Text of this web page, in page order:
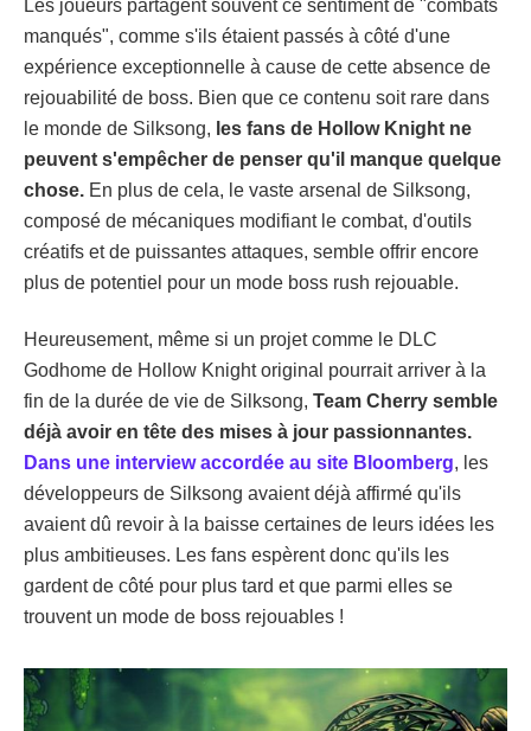
Les joueurs partagent souvent ce sentiment de "combats
manqués", comme s'ils étaient passés à côté d'une
expérience exceptionnelle à cause de cette absence de
rejouabilité de boss. Bien que ce contenu soit rare dans
le monde de Silksong, les fans de Hollow Knight ne
peuvent s'empêcher de penser qu'il manque quelque
chose. En plus de cela, le vaste arsenal de Silksong,
composé de mécaniques modifiant le combat, d'outils
créatifs et de puissantes attaques, semble offrir encore
plus de potentiel pour un mode boss rush rejouable.
Heureusement, même si un projet comme le DLC
Godhome de Hollow Knight original pourrait arriver à la
fin de la durée de vie de Silksong, Team Cherry semble
déjà avoir en tête des mises à jour passionnantes.
Dans une interview accordée au site Bloomberg, les
développeurs de Silksong avaient déjà affirmé qu'ils
avaient dû revoir à la baisse certaines de leurs idées les
plus ambitieuses. Les fans espèrent donc qu'ils les
gardent de côté pour plus tard et que parmi elles se
trouvent un mode de boss rejouables !